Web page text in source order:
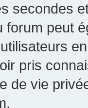
secondes
forum peut
pris
de vie